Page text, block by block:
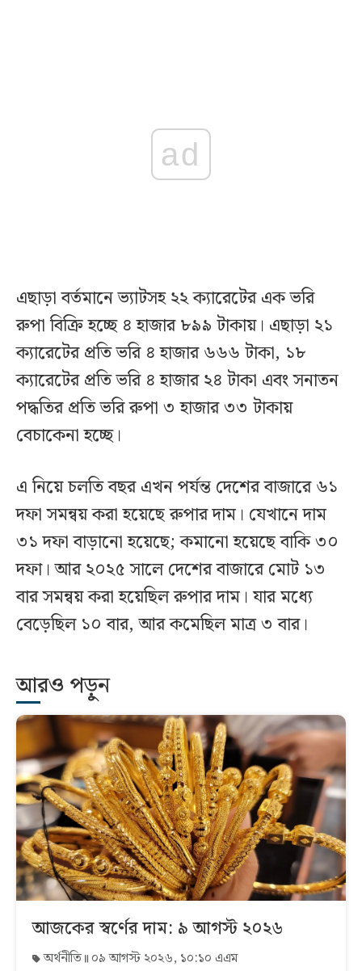
ad
এছাড়া বর্তমানে ভ্যাটসহ ২২ ক্যারেটের এক ভরি
রুপা বিক্রি হচ্ছে ৪ হাজার ৮৯৯ টাকায়। এছাড়া ২১
ক্যারেটের প্রতি ভরি ৪ হাজার ৬৬৬ টাকা, ১৮
ক্যারেটের প্রতি ভরি ৪ হাজার ২৪ টাকা এবং সনাতন
পদ্ধতির প্রতি ভরি রুপা ৩ হাজার ৩৩ টাকায়
বেচাকেনা হচ্ছে।
এ নিয়ে চলতি বছর এখন পর্যন্ত দেশের বাজারে ৬১
দফা সমন্বয় করা হয়েছে রুপার দাম। যেখানে দাম
৩১ দফা বাড়ানো হয়েছে; কমানো হয়েছে বাকি ৩০
দফা। আর ২০২৫ সালে দেশের বাজারে মোট ১৩
বার সমন্বয় করা হয়েছিল রুপার দাম। যার মধ্যে
বেড়েছিল ১০ বার, আর কমেছিল মাত্র ৩ বার।
আরও পড়ুন
আজকের স্বর্ণের দাম: ৯ আগস্ট ২০২৬
অর্থনীতি ০৯ আগস্ট ২০২৬, ১০:১০ এএম